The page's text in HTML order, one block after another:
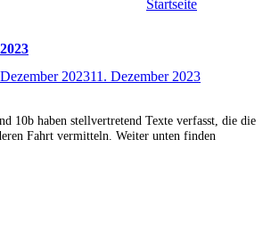
Startseite
202311. Dezember 2023
10b haben stellvertretend Texte verfasst, die die
Fahrt vermitteln. Weiter unten finden